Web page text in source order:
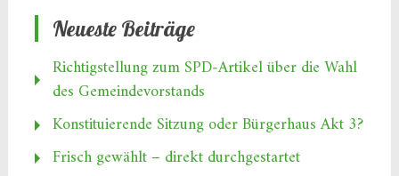
Neueste Beiträge
Richtigstellung zum SPD‑Artikel über die Wahl
des Gemeindevorstands
Konstituierende Sitzung oder Bürgerhaus Akt 3?
Frisch gewählt – direkt durchgestartet